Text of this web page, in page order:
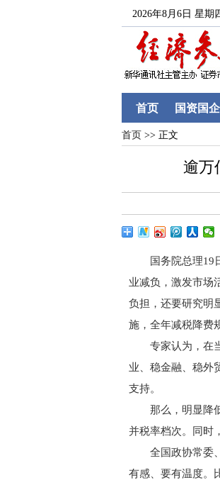
2026年8月6日 星期
首页 国资国企
首页 >> 正文
逾万
国务院总理19日
业减负，激发市场
负担，还要研究明
施，全年减税降费
专家认为，在当
业、稳金融、稳外
支持。
那么，明显降低
并税率档次。同时
全国政协常委、
有感、要有温度。